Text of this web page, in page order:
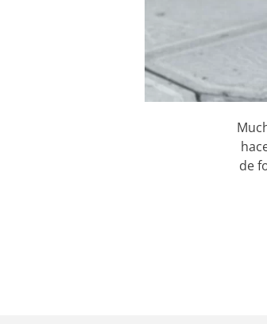
de